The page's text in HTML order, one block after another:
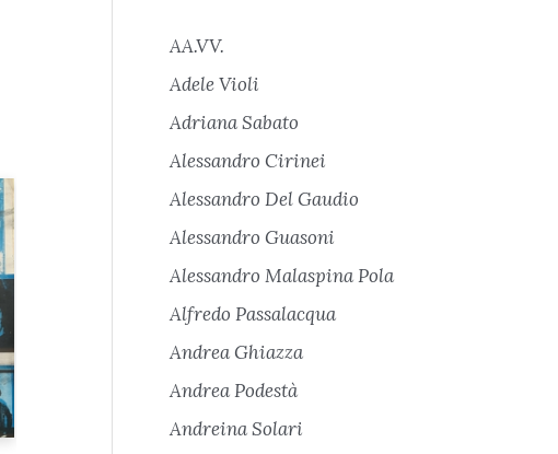
AA.VV.
Adele Violi
Adriana Sabato
Alessandro Cirinei
Alessandro Del Gaudio
Alessandro Guasoni
Alessandro Malaspina Pola
Alfredo Passalacqua
Andrea Ghiazza
Andrea Podestà
Andreina Solari